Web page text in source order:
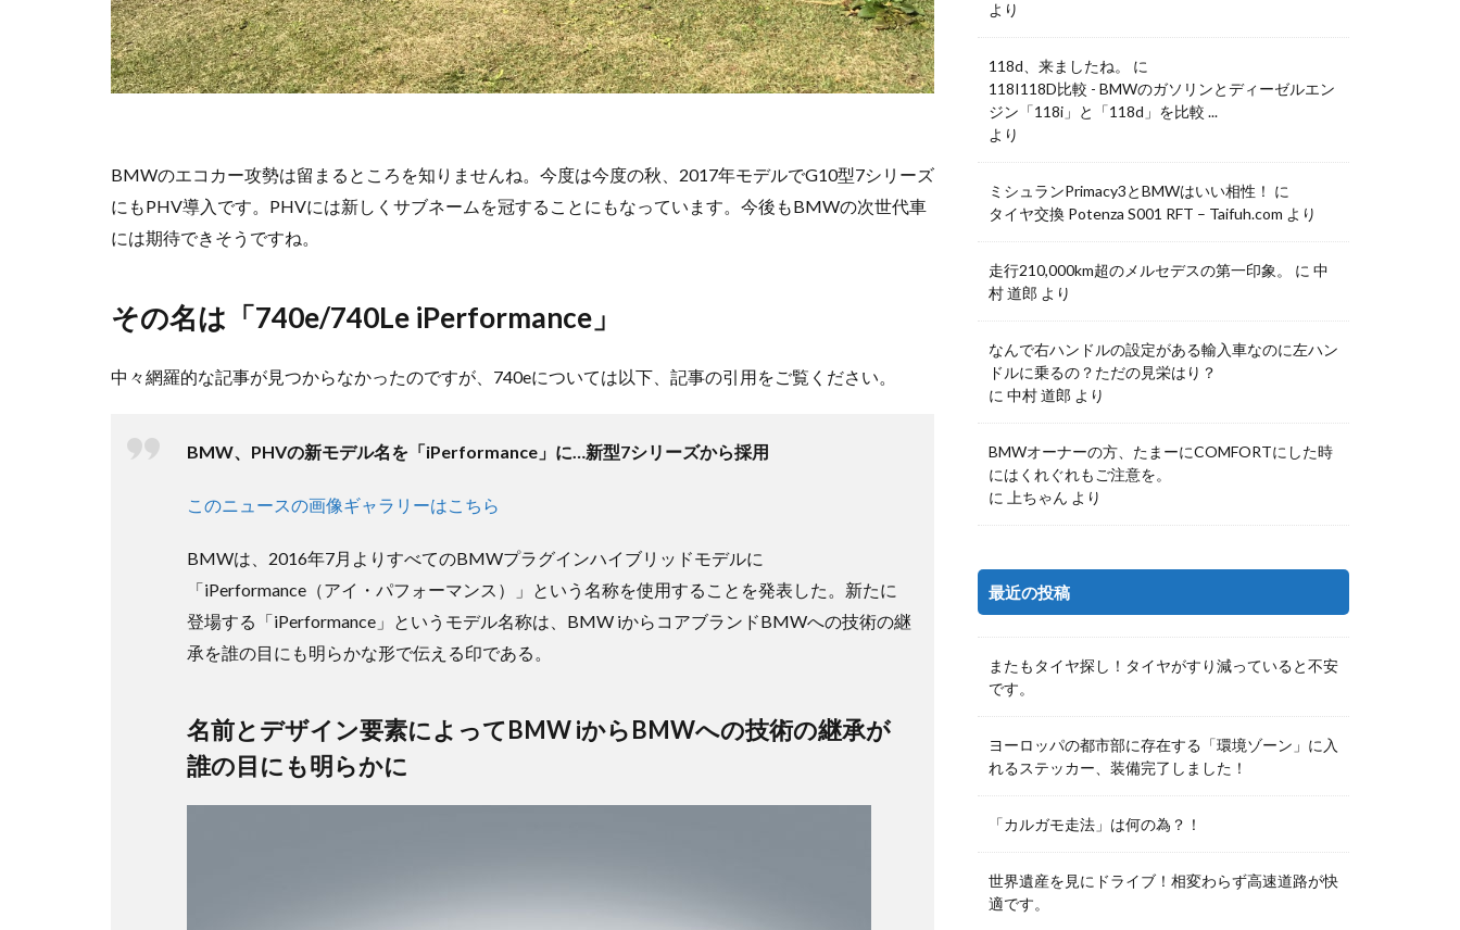
BMWのエコカー攻勢は留まるところを知りませんね。今度は今度の秋、2017年モデルでG10型7シリーズ
にもPHV導入です。PHVには新しくサブネームを冠することにもなっています。今後もBMWの次世代車
には期待できそうですね。
その名は「740e/740Le iPerformance」
中々網羅的な記事が見つからなかったのですが、740eについては以下、記事の引用をご覧ください。
BMW、PHVの新モデル名を「iPerformance」に…新型7シリーズから採用
このニュースの画像ギャラリーはこちら
BMWは、2016年7月よりすべてのBMWプラグインハイブリッドモデルに
「iPerformance（アイ・パフォーマンス）」という名称を使用することを発表した。新たに
登場する「iPerformance」というモデル名称は、BMW iからコアブランドBMWへの技術の継
承を誰の目にも明らかな形で伝える印である。
名前とデザイン要素によってBMW iからBMWへの技術の継承が
誰の目にも明らかに
より
118d、来ましたね。
に
118I118D比較 - BMWのガソリンとディーゼルエン
ジン「118i」と「118d」を比較 ...
より
ミシュランPrimacy3とBMWはいい相性！ に
タイヤ交換 Potenza S001 RFT – Taifuh.com より
走行210,000km超のメルセデスの第一印象。 に 中
村 道郎 より
なんで右ハンドルの設定がある輸入車なのに左ハン
ドルに乗るの？ただの見栄はり？
に 中村 道郎 より
BMWオーナーの方、たまーにCOMFORTにした時
にはくれぐれもご注意を。
に
上ちゃん より
最近の投稿
またもタイヤ探し！タイヤがすり減っていると不安
です。
ヨーロッパの都市部に存在する「環境ゾーン」に入
れるステッカー、装備完了しました！
「カルガモ走法」は何の為？！
世界遺産を見にドライブ！相変わらず高速道路が快
適です。